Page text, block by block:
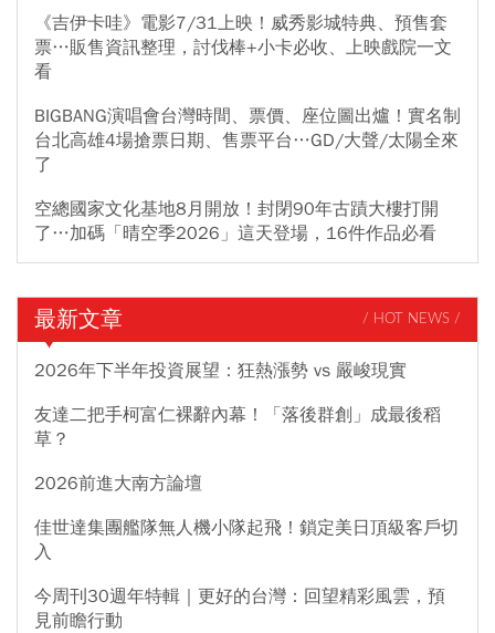
《吉伊卡哇》電影7/31上映！威秀影城特典、預售套
票…販售資訊整理，討伐棒+小卡必收、上映戲院一文
看
BIGBANG演唱會台灣時間、票價、座位圖出爐！實名制
台北高雄4場搶票日期、售票平台…GD/大聲/太陽全來
了
空總國家文化基地8月開放！封閉90年古蹟大樓打開
了…加碼「晴空季2026」這天登場，16件作品必看
最新文章 / HOT NEWS /
2026年下半年投資展望：狂熱漲勢 vs 嚴峻現實
友達二把手柯富仁裸辭內幕！「落後群創」成最後稻
草？
2026前進大南方論壇
佳世達集團艦隊無人機小隊起飛！鎖定美日頂級客戶切
入
今周刊30週年特輯｜更好的台灣：回望精彩風雲，預
見前瞻行動